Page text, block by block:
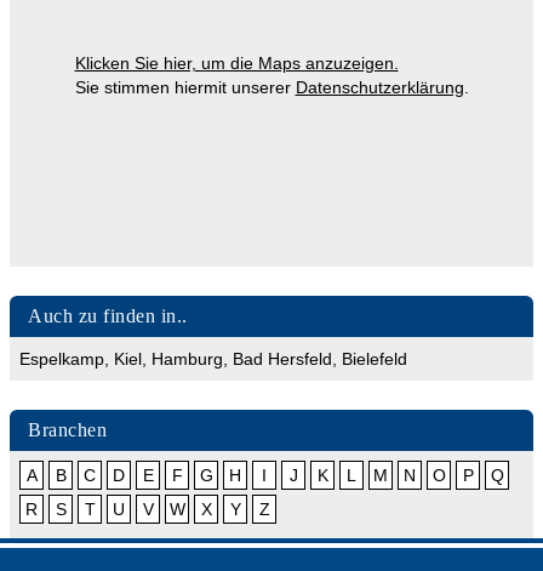
Klicken Sie hier, um die Maps anzuzeigen.
Sie stimmen hiermit unserer Datenschutzerklärung
Auch zu finden in..
Espelkamp Kiel Hamburg Bad Hersfeld Bielefeld
Branchen
A B C D E F G H I J K L M N O P
Q
R
S T U V W X Y Z